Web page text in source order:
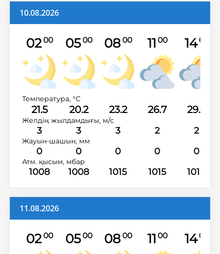
10.08.2026
0200 0500 0800 11 00 1400
Температура, °C
21.5 20.2 23.2 26.7 29.2
Желдің жылдамдығы, м/с
3 3 3 2 2
Жауын-шашын, мм
0 0 0 0 0
Атм. қысым, мбар
1008 1008 1015 1015 1014
11.08.2026
0200 0500 0800 11 00 1400